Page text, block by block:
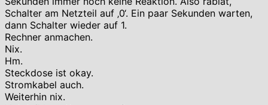
Schalter am Netzteil auf ‚0‘. Ein paar Sekunden warten,
dann Schalter wieder auf 1.
Rechner anmachen.
Nix.
Hm.
Steckdose ist okay.
Stromkabel auch.
Weiterhin nix.